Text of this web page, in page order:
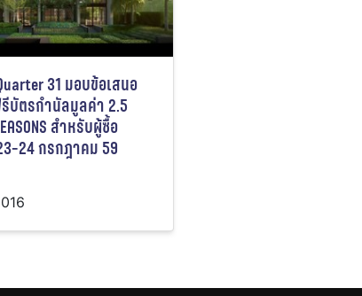
31 มอบข้อเสนอ
บัตรกำนัลมูลค่า 2.5
สำหรับผู้ซื้อ
24 กรกฎาคม 59